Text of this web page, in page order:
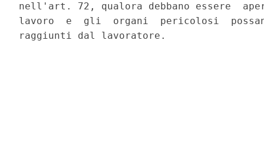
nell'art. 72, qualora debbano essere
lavoro  e  gli  organi  pericolosi